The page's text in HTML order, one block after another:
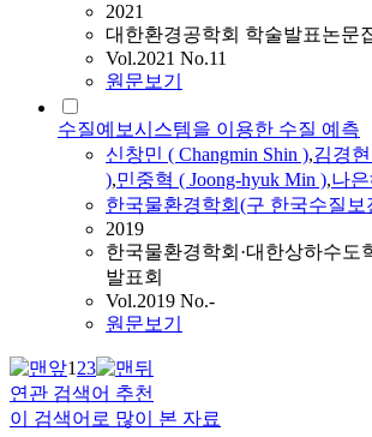
2021
대한환경공학회 학술발표논문
Vol.2021 No.11
원문보기
수질예보시스템을 이용한 수질 예측
신창민 ( Changmin Shin ),김경
),민중혁 ( Joong-hyuk Min ),나
한국물환경학회(구 한국수질보
2019
한국물환경학회·대한상하수도
발표회
Vol.2019 No.-
원문보기
123
연관 검색어 추천
이 검색어로 많이 본 자료